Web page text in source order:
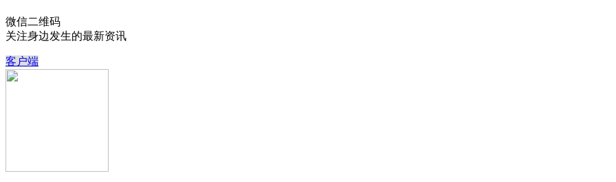
微信二维码
关注身边发生的最新资讯
客户端